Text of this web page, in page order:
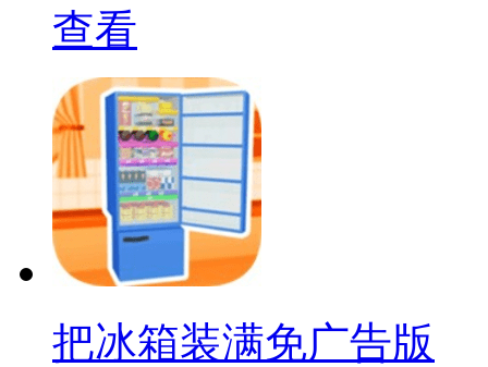
查看
把冰箱装满免广告版